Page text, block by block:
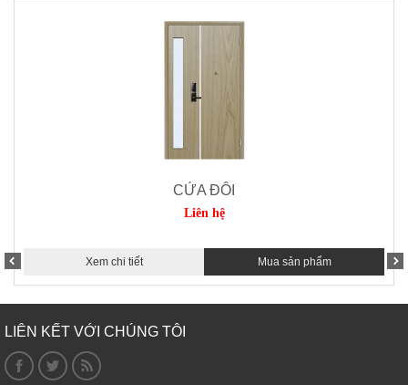
CỬA ĐÔI
Liên hệ
Xem chi tiết Mua sản phẩm
LIÊN KẾT VỚI CHÚNG TÔI